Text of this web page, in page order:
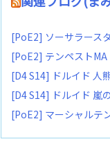
[PoE2] ソーサラース
[PoE2] テンペスト
[D4 S14] ドルイド 人
[D4 S14] ドルイド 嵐
[PoE2] マーシャルテ